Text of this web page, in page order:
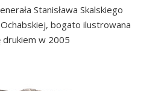
Stanisława Skalskiego
bogato ilustrowana
drukiem w 2005